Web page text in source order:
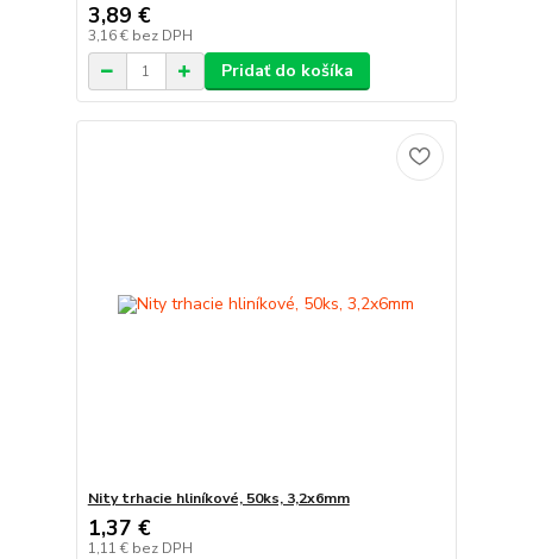
3,89 €
3,16 € bez DPH
Pridať do košíka
Nity trhacie hliníkové, 50ks, 3,2x6mm
1,37 €
1,11 € bez DPH